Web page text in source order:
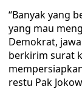
“Banyak yang
yang mau
Demokrat,
berkirim surat
restu Pak